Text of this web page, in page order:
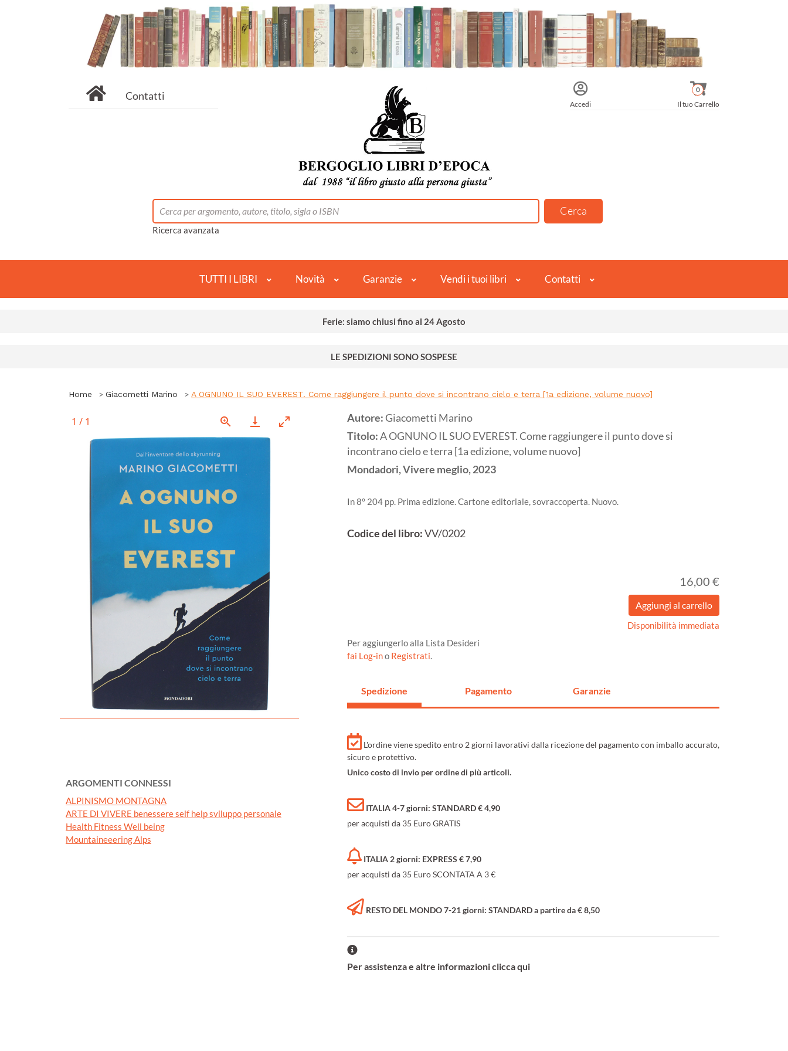
Contatti
Accedi Il tuo Carrello
0
Ricerca avanzata
TUTTI I LIBRI Novità Garanzie Vendi i tuoi libri Contatti
Ferie: siamo chiusi fino al 24 Agosto
LE SPEDIZIONI SONO SOSPESE
Home Giacometti Marino A OGNUNO IL SUO EVEREST. Come raggiungere il punto dove si incontrano cielo e terra [1a edizione, volume nuovo]
1 / 1
ARGOMENTI CONNESSI
ALPINISMO MONTAGNA
ARTE DI VIVERE benessere self help sviluppo personale
Health Fitness Well being
Mountaineeering Alps
Autore:Giacometti Marino
Titolo:A OGNUNO IL SUO EVEREST. Come raggiungere il punto dove si
incontrano cielo e terra [1a edizione, volume nuovo]
Mondadori, Vivere meglio,2023
In 8° 204 pp. Prima edizione. Cartone editoriale, sovraccoperta. Nuovo.
Codice del libro:VV/0202
16,00 €
Disponibilità immediata
Per aggiungerlo alla Lista Desideri
fai Log-ino Registrati.
Spedizione Pagamento Garanzie
L'ordine viene spedito entro 2 giorni lavorativi dalla ricezione del pagamento con imballo accurato,
sicuro e protettivo.
Unico costo di invio per ordine di più articoli.
ITALIA 4-7 giorni: STANDARD € 4,90
per acquisti da 35 Euro GRATIS
ITALIA 2 giorni: EXPRESS € 7,90
per acquisti da 35 Euro SCONTATA A 3 €
RESTO DEL MONDO 7-21 giorni: STANDARD a partire da € 8,50
Per assistenza e altre informazioni clicca qui